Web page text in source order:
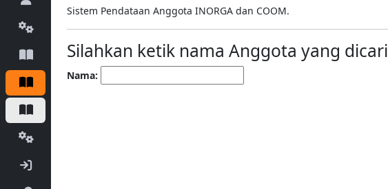
Sistem Pendataan Anggota INORGA dan COOM.
Silahkan ketik nama Anggota yang dicari
Nama: